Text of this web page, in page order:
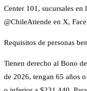
Center 101, sucursales en
@ChileAtiende en X,
Requisitos de personas
Tienen derecho al Bono
de 2026, tengan 65 años